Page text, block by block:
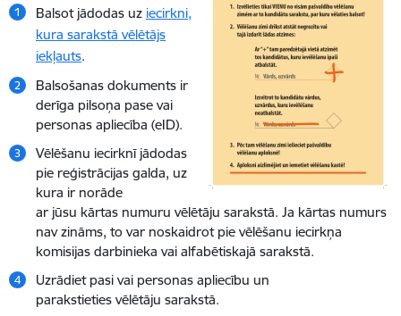
Balsot jādodas uz iecirkni,
kura sarakstā vēlētājs
iekļauts.
Balsošanas dokuments ir
derīga pilsoņa pase vai
personas apliecība (eID).
Vēlēšanu iecirknī jādodas
pie reģistrācijas galda, uz
kura ir norāde
ar jūsu kārtas numuru vēlētāju sarakstā. Ja kārtas numurs
nav zināms, to var noskaidrot pie vēlēšanu iecirkņa
komisijas darbinieka vai alfabētiskajā sarakstā.
Uzrādiet pasi vai personas apliecību un
parakstieties vēlētāju sarakstā.